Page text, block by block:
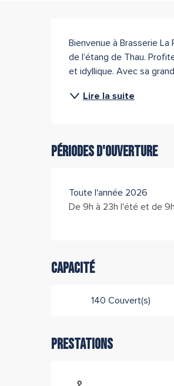
Description
Bienvenue à Brasserie La
de l’étang de Thau.
et idyllique. Avec sa
Lire la suite
Périodes d'ouverture
Toute l'année 2026
De 9h à 23h l'été et de
Capacité
140 Couvert(s)
Prestations